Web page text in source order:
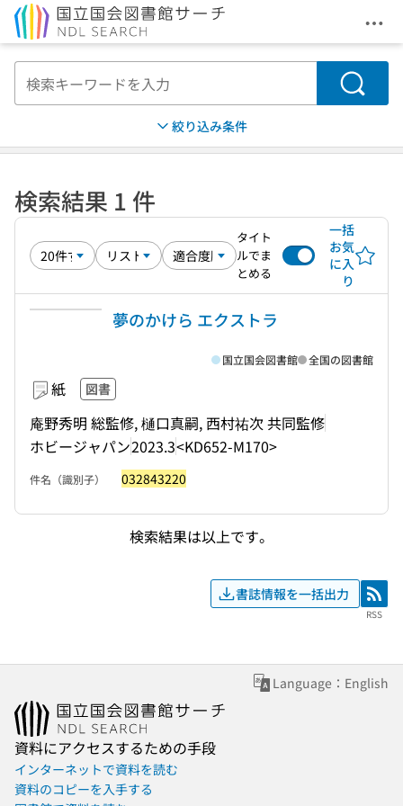
メ
検索
絞り込み条件
検索結果 1 件
タイト
ルでま
とめる
一括
お気
に入
り
夢のかけら エクストラ
紙 図書
庵野秀明 総監修, 樋口真嗣, 西村祐次 共同監修
ホビージャパン2023.3<KD652-M170>
国立国会図書館 全国の図書館
件名（識別子） 032843220
検索結果は以上です。
書誌情報を一括出力 RSS
RSS
Language：English
資料にアクセスするための手段
インターネットで資料を読む
資料のコピーを入手する